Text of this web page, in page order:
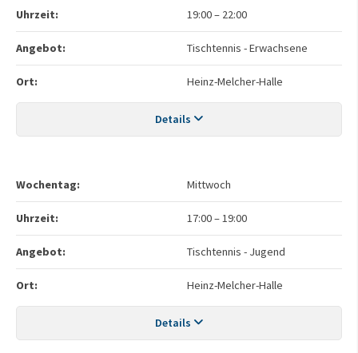
Uhrzeit: 19:00– 22:00
Angebot: Tischtennis - Erwachsene
Ort: Heinz-Melcher-Halle
Details
Wochentag: Mittwoch
Uhrzeit: 17:00–19:00
Angebot: Tischtennis - Jugend
Ort: Heinz-Melcher-Halle
Details